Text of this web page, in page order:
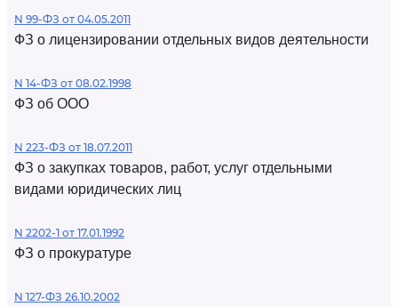
N 99-ФЗ от 04.05.2011
ФЗ о лицензировании отдельных видов деятельности
N 14-ФЗ от 08.02.1998
ФЗ об ООО
N 223-ФЗ от 18.07.2011
ФЗ о закупках товаров, работ, услуг отдельными
видами юридических лиц
N 2202-1 от 17.01.1992
ФЗ о прокуратуре
N 127-ФЗ 26.10.2002